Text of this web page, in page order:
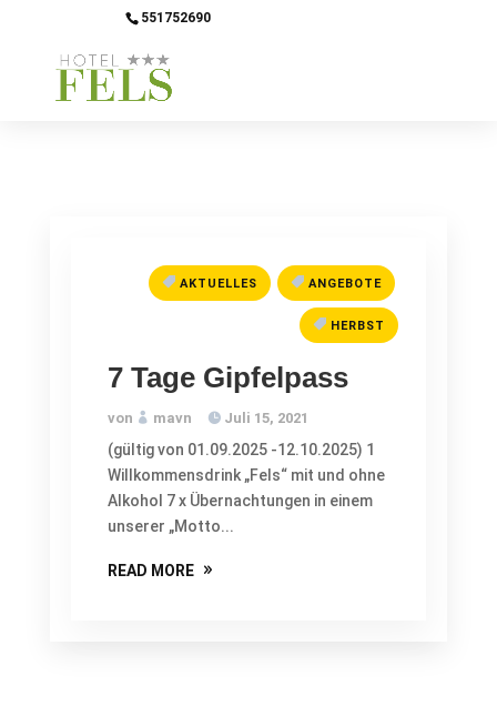
551752690
AKTUELLES , ANGEBOTE
HERBST
7 Tage Gipfelpass
von mavn Juli 15, 2021
(gültig von 01.09.2025 -12.10.2025) 1
Willkommensdrink „Fels“ mit und ohne
Alkohol 7 x Übernachtungen in einem
unserer „Motto...
READ MORE